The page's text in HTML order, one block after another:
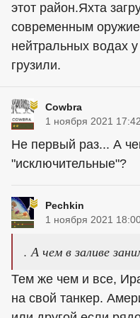
этот район.Яхта
современным
нейтральных водах
грузили.
Cowbra
1 ноября 2021 17:42
Не первый раз... А
"исключительные"?
Pechkin
1 ноября 2021
. А чем в заливе
Тем же чем и все,
на свой танкер.